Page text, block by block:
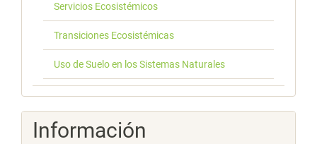
Servicios Ecosistémicos
Transiciones Ecosistémicas
Uso de Suelo en los Sistemas Naturales
Información